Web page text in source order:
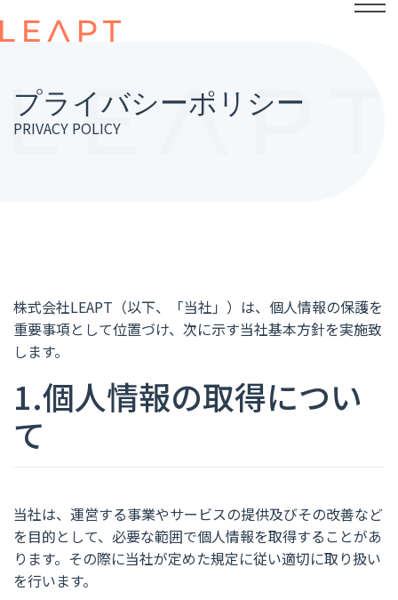
プライバシーポリシー
PRIVACY POLICY
株式会社LEAPT（以下、「当社」）は、個人情報の保護を
重要事項として位置づけ、次に示す当社基本方針を実施致
します。
1.個人情報の取得につい
て
当社は、運営する事業やサービスの提供及びその改善など
を目的として、必要な範囲で個人情報を取得することがあ
ります。その際に当社が定めた規定に従い適切に取り扱い
を行います。